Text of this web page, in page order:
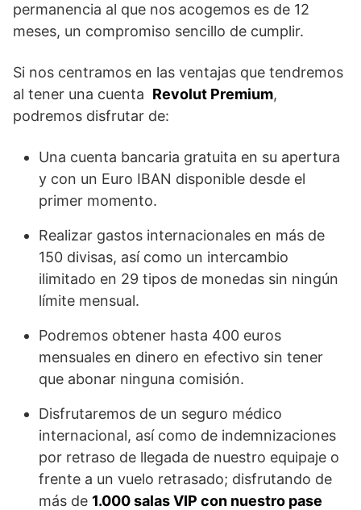
permanencia al que nos acogemos es de 12
meses, un compromiso sencillo de cumplir.
Si nos centramos en las ventajas que tendremos
al tener una cuenta Revolut Premium,
podremos disfrutar de:
Una cuenta bancaria gratuita en su apertura
y con un Euro IBAN disponible desde el
primer momento.
Realizar gastos internacionales en más de
150 divisas, así como un intercambio
ilimitado en 29 tipos de monedas sin ningún
límite mensual.
Podremos obtener hasta 400 euros
mensuales en dinero en efectivo sin tener
que abonar ninguna comisión.
Disfrutaremos de un seguro médico
internacional, así como de indemnizaciones
por retraso de llegada de nuestro equipaje o
frente a un vuelo retrasado; disfrutando de
más de 1.000 salas VIP con nuestro pase